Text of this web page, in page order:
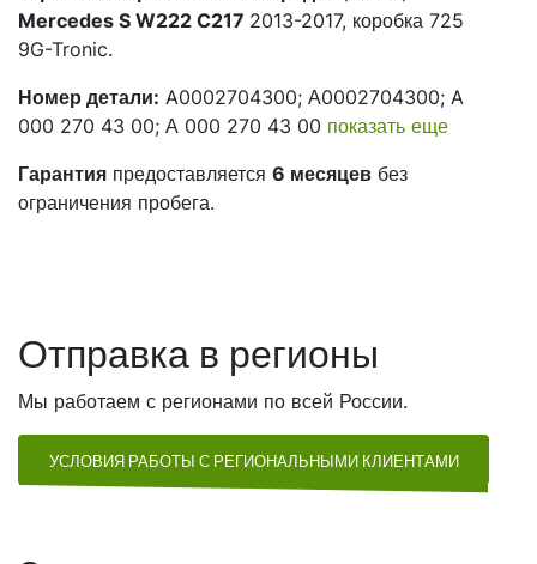
Mercedes S W222 C217 2013-2017, коробка 725
9G-Tronic.
Номер детали: A0002704300; А0002704300; A
000 270 43 00; А 000 270 43 00 показать еще
Гарантия предоставляется 6 месяцев без
ограничения пробега.
Отправка в регионы
Мы работаем с регионами по всей России.
УСЛОВИЯ РАБОТЫ С РЕГИОНАЛЬНЫМИ КЛИЕНТАМИ